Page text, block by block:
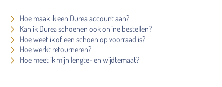
Hoe maak ik een Durea account aan?
Kan ik Durea schoenen ook online bestellen?
Hoe weet ik of een schoen op voorraad is?
Hoe werkt retourneren?
Hoe meet ik mijn lengte- en wijdtemaat?